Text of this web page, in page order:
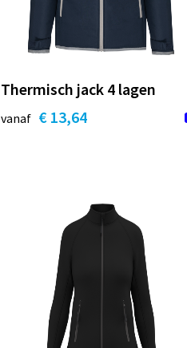
Thermisch jack 4 lagen
vanaf € 13,64